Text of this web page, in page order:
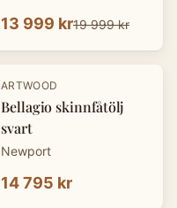
13 999 kr19 999 kr
ARTWOOD
Bellagio skinnfåtölj
svart
Newport
14 795 kr